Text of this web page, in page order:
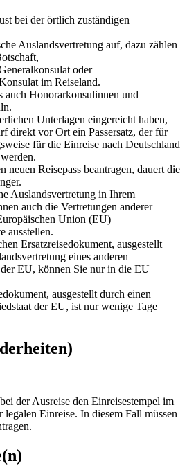
bei der örtlich zuständigen
Auslandsvertretung auf, dazu zählen
oder
im Reiseland.
auch Honorarkonsulinnen und
Unterlagen eingereicht haben,
direkt vor Ort ein Passersatz, der für
für die Einreise nach Deutschland
neuen Reisepass beantragen, dauert die
Auslandsvertretung in Ihrem
auch die Vertretungen anderer
Union (EU)
ausstellen.
Ersatzreisedokument, ausgestellt
eines anderen
EU, können Sie nur in die EU
ausgestellt durch einen
der EU, ist nur wenige Tage
der Ausreise den Einreisestempel im
legalen Einreise. In diesem Fall müssen